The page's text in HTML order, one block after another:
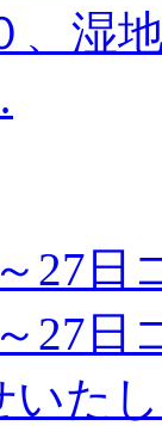
、湿
27
27
いた